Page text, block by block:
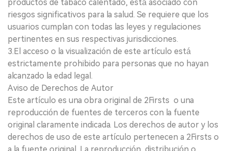
productos de tabaco calentado, está asociado con
riesgos significativos para la salud. Se requiere que los
usuarios cumplan con todas las leyes y regulaciones
pertinentes en sus respectivas jurisdicciones.
3.El acceso o la visualización de este artículo está
estrictamente prohibido para personas que no hayan
alcanzado la edad legal.
Aviso de Derechos de Autor
Este artículo es una obra original de 2Firsts o una
reproducción de fuentes de terceros con la fuente
original claramente indicada. Los derechos de autor y los
derechos de uso de este artículo pertenecen a 2Firsts o
a la fuente original. La reproducción, distribución o